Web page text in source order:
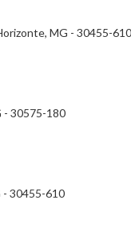
MG - 30455-610
- 30575-180
- 30455-610